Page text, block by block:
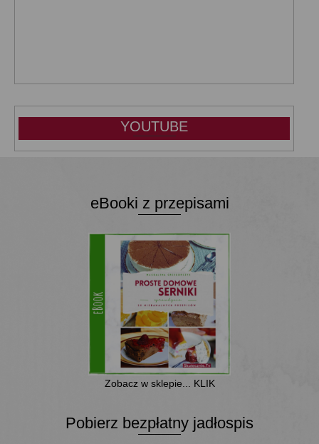
YOUTUBE
eBooki z przepisami
Zobacz w sklepie... KLIK
Pobierz bezpłatny jadłospis